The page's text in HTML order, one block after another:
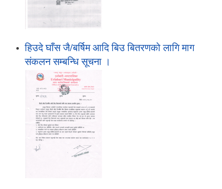
हिउदे घाँस जै/बर्षिम आदि बिउ बितरणको लागि माग
संकलन सम्बन्धि सूचना ।